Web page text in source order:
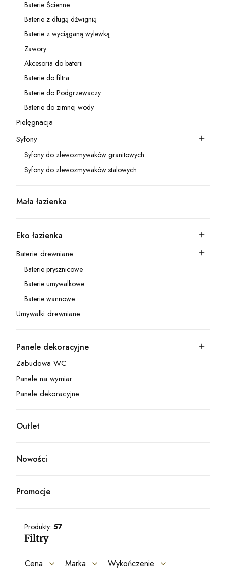
Kategoria - Baterie Ścienne
Baterie Ścienne
Kategoria - Baterie z długą dźwignią
Baterie z długą dźwignią
Kategoria - Baterie z wyciąganą wylewką
Baterie z wyciąganą wylewką
Kategoria - Zawory
Zawory
Kategoria - Akcesoria do baterii
Akcesoria do baterii
Kategoria - Baterie do filtra
Baterie do filtra
Kategoria - Baterie do Podgrzewaczy
Baterie do Podgrzewaczy
Kategoria - Baterie do zimnej wody
Baterie do zimnej wody
Kategoria - Pielęgnacja
Pielęgnacja
Kategoria - Syfony
Syfony
Kategoria - Syfony do zlewozmywaków granitowych
Syfony do zlewozmywaków granitowych
Kategoria - Syfony do zlewozmywaków stalowych
Syfony do zlewozmywaków stalowych
Kategoria - Mała łazienka
Mała łazienka
Kategoria - Eko łazienka
Eko łazienka
Kategoria - Baterie drewniane
Baterie drewniane
Kategoria - Baterie prysznicowe
Baterie prysznicowe
Kategoria - Baterie umywalkowe
Baterie umywalkowe
Kategoria - Baterie wannowe
Baterie wannowe
Kategoria - Umywalki drewniane
Umywalki drewniane
Kategoria - Panele dekoracyjne
Panele dekoracyjne
Kategoria - Zabudowa WC
Zabudowa WC
Kategoria - Panele na wymiar
Panele na wymiar
Kategoria - Panele dekoracyjne
Panele dekoracyjne
Kategoria - Outlet
Outlet
Nowości
Promocje
Produkty: 57
Filtry
Cena Marka
Wykończenie